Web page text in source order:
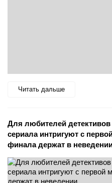
Читать дальше
Для любителей детективов
сериала интригуют с
финала держат в